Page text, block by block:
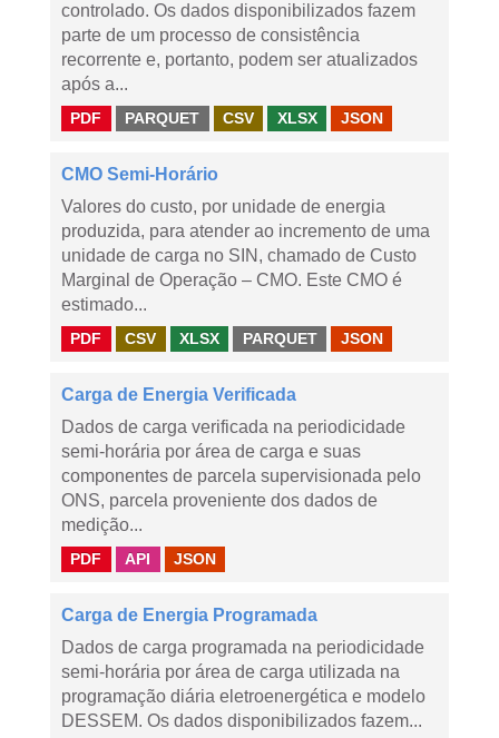
controlado. Os dados disponibilizados fazem
parte de um processo de consistência
recorrente e, portanto, podem ser atualizados
após a...
PDF PARQUET CSV XLSX JSON
CMO Semi-Horário
Valores do custo, por unidade de energia
produzida, para atender ao incremento de uma
unidade de carga no SIN, chamado de Custo
Marginal de Operação – CMO. Este CMO é
estimado...
PDF CSV XLSX PARQUET JSON
Carga de Energia Verificada
Dados de carga verificada na periodicidade
semi-horária por área de carga e suas
componentes de parcela supervisionada pelo
ONS, parcela proveniente dos dados de
medição...
PDF API JSON
Carga de Energia Programada
Dados de carga programada na periodicidade
semi-horária por área de carga utilizada na
programação diária eletroenergética e modelo
DESSEM. Os dados disponibilizados fazem...